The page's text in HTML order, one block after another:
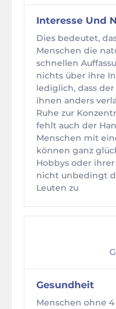
Interesse Und
Dies bedeutet,
Menschen die
schnellen
nichts über ihre
lediglich, dass
ihnen anders
Ruhe zur
fehlt auch der
Menschen mit
können ganz
Hobbys oder
nicht unbedingt
Leuten zu
Gesundheit
Menschen ohne